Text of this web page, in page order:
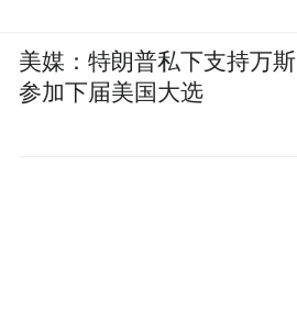
美媒：特朗普私下支持万斯
参加下届美国大选